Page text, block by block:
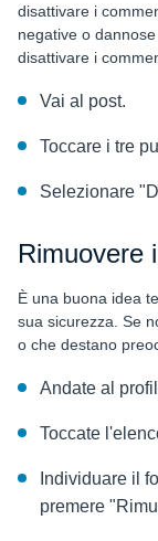
disattivare i
negative o
disattivare i
Vai al post.
Toccare i tre
Selezionare
Rimuovere
È una buona idea
sua sicurezza. Se
o che destano
Andate al
Toccate
Individuare il
premere